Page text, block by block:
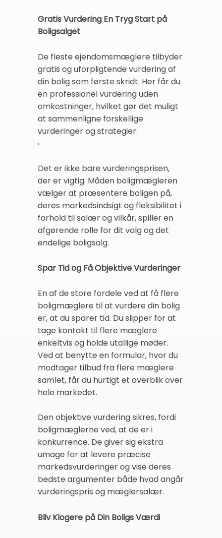
Gratis Vurdering En Tryg Start på
Boligsalget
De fleste ejendomsmæglere tilbyder
gratis og uforpligtende vurdering af
din bolig som første skridt. Her får du
en professionel vurdering uden
omkostninger, hvilket gør det muligt
at sammenligne forskellige
vurderinger og strategier.
Det er ikke bare vurderingsprisen,
der er vigtig. Måden boligmægleren
vælger at præsentere boligen på,
deres markedsindsigt og fleksibilitet i
forhold til salær og vilkår, spiller en
afgørende rolle for dit valg og det
endelige boligsalg.
Spar Tid og Få Objektive Vurderinger
En af de store fordele ved at få flere
boligmæglere til at vurdere din bolig
er, at du sparer tid. Du slipper for at
tage kontakt til flere mæglere
enkeltvis og holde utallige møder.
Ved at benytte en formular, hvor du
modtager tilbud fra flere mæglere
samlet, får du hurtigt et overblik over
hele markedet.
Den objektive vurdering sikres, fordi
boligmæglerne ved, at de er i
konkurrence. De giver sig ekstra
umage for at levere præcise
markedsvurderinger og vise deres
bedste argumenter både hvad angår
vurderingspris og mæglersalær.
Bliv Klogere på Din Boligs Værdi